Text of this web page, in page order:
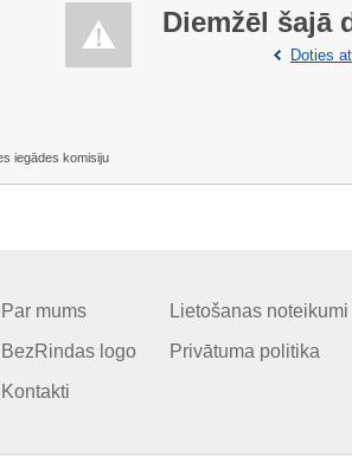
Diemžēl šajā
Doties
iegādes komisiju
Par mums
BezRindas logo
Kontakti
Lietošanas noteikumi
Privātuma politika